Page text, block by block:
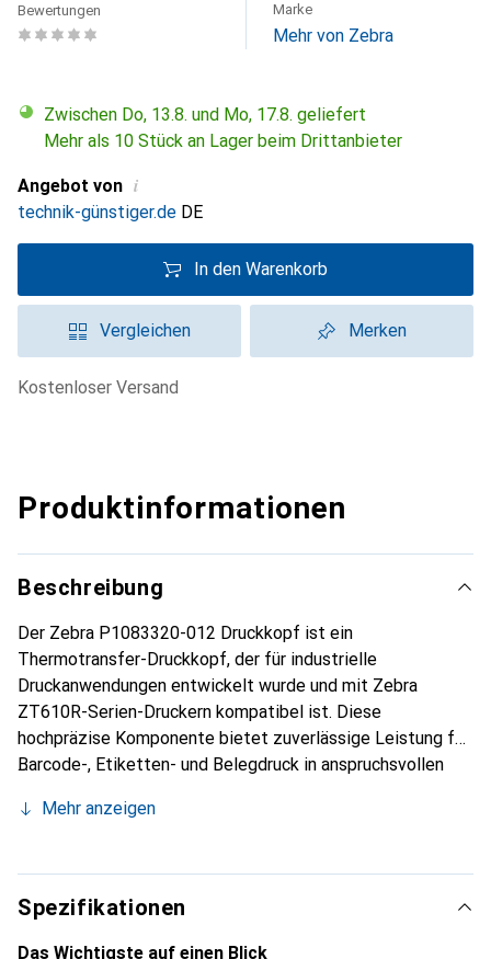
Bewertungen Marke
Mehr von Zebra
Zwischen Do, 13.8. und Mo, 17.8. geliefert
Mehr als 10 Stück an Lager beim Drittanbieter
Angebot von i
technik-günstiger.de DE
In den Warenkorb
Vergleichen Merken
kostenloser Versand
Produktinformationen
Beschreibung
Der Zebra P1083320-012 Druckkopf ist ein
Thermotransfer-Druckkopf, der für industrielle
Druckanwendungen entwickelt wurde und mit Zebra
ZT610R-Serien-Druckern kompatibel ist. Diese
hochpräzise Komponente bietet zuverlässige Leistung für
Barcode-, Etiketten- und Belegdruck in anspruchsvollen
gewährleistet der Druckkopf eine gleichbleibende
einschliesslich synthetischer Etiketten, Papieranhänger
und Armbänder. Mit einer für klare, scannfähige Codes
optimierten Druckauflösung unterstützt er sowohl
Thermotransfer- als auch Direktthermie-Druckverfahren.
Mehr anzeigen
Spezifikationen
Das Wichtigste auf einen Blick